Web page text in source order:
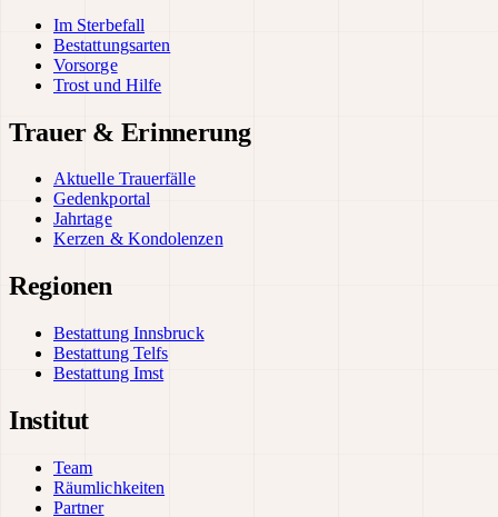
Im Sterbefall
Bestattungsarten
Vorsorge
Trost und Hilfe
Trauer & Erinnerung
Aktuelle Trauerfälle
Gedenkportal
Jahrtage
Kerzen & Kondolenzen
Regionen
Bestattung Innsbruck
Bestattung Telfs
Bestattung Imst
Institut
Team
Räumlichkeiten
Partner